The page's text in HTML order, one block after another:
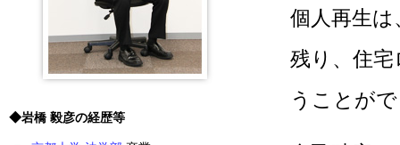
個人再生
残り、住
うことが
◆岩橋 毅彦の経歴等